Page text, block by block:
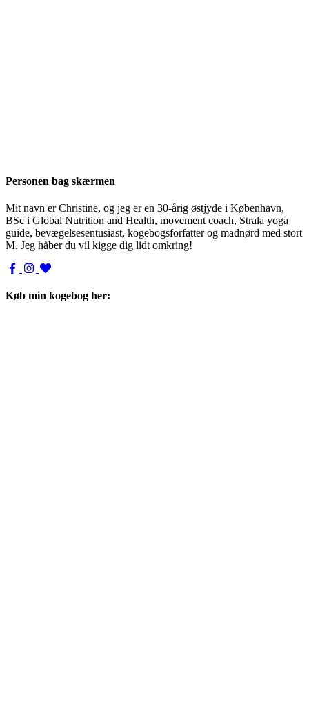
Personen bag skærmen
Mit navn er Christine, og jeg er en 30-årig østjyde i København,
BSc i Global Nutrition and Health, movement coach, Strala yoga
guide, bevægelsesentusiast, kogebogsforfatter og madnørd med stort
M. Jeg håber du vil kigge dig lidt omkring!
Køb min kogebog her: